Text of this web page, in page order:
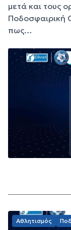
μετά και τους
Ποδοσφαιρική
πως…
Αθλητισμός